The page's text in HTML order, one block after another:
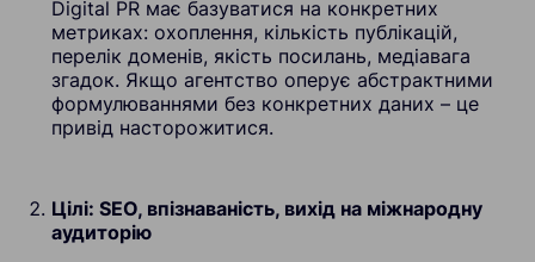
Digital PR має базуватися на конкретних
метриках: охоплення, кількість публікацій,
перелік доменів, якість посилань, медіавага
згадок. Якщо агентство оперує абстрактними
формулюваннями без конкретних даних – це
привід насторожитися.
Цілі: SEO, впізнаваність, вихід на міжнародну
аудиторію